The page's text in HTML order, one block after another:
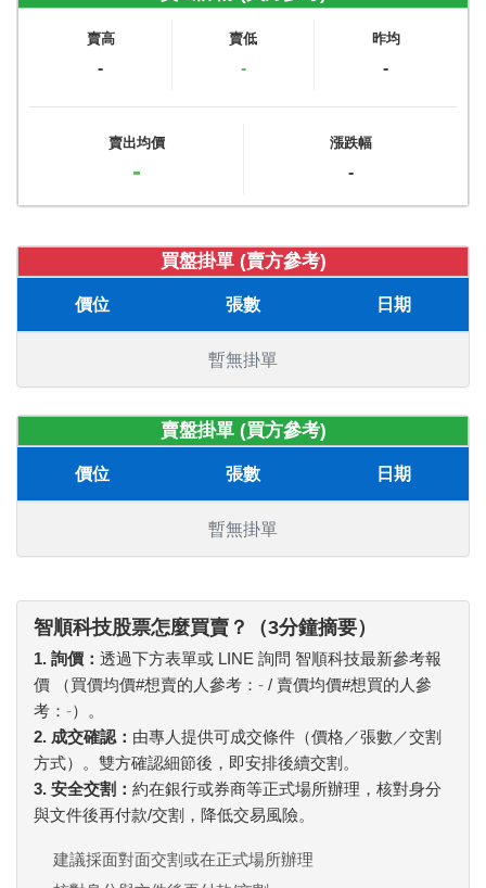
賣高
-
賣低
-
昨均
-
賣出均價
-
漲跌幅
-
買盤掛單 (賣方參考)
價位 張數 日期
暫無掛單
賣盤掛單 (買方參考)
價位 張數 日期
暫無掛單
智順科技股票怎麼買賣？（3分鐘摘要）
1. 詢價： 透過下方表單或 LINE 詢問 智順科技最新參考報
價 （買價均價#想賣的人參考： - / 賣價均價#想買的人參
考： -）。
2. 成交確認： 由專人提供可成交條件（價格／張數／交割
方式）。雙方確認細節後，即安排後續交割。
3. 安全交割： 約在銀行或券商等正式場所辦理，核對身分
與文件後再付款/交割，降低交易風險。
建議採面對面交割或在正式場所辦理